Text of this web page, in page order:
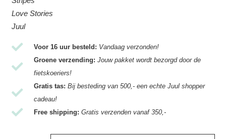
Love Stories
Juul
Voor 16 uur besteld: Vandaag verzonden!
Groene verzending: Jouw pakket wordt bezorgd door de
fietskoeriers!
Gratis tas: Bij besteding van 500,- een echte Juul shopper
cadeau!
Free shipping: Gratis verzenden vanaf 350,-